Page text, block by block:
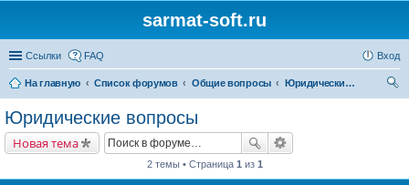
sarmat-soft.ru
Ссылки FAQ Вход
На главную Список форумов Общие вопросы
Юридические вопросы
Юридические вопросы
Новая тема
2 темы • Страница 1 из 1